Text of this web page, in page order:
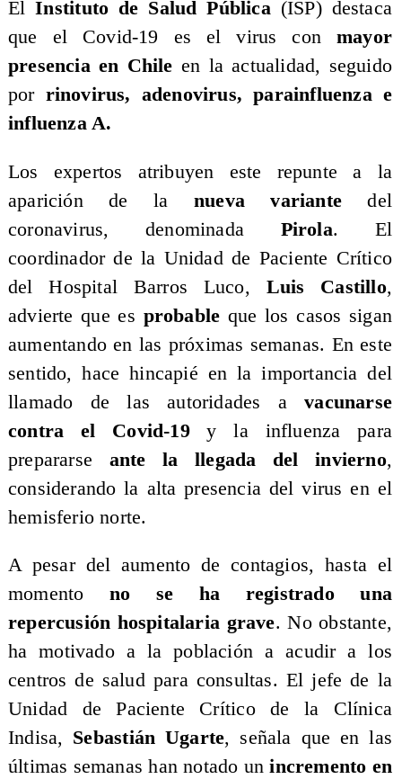
​ElInstituto de Salud Pública(ISP) destaca
que el Covid-19 es el virus conmayor
presencia en Chile en la actualidad, seguido
por rinovirus, adenovirus, parainfluenza e
influenza A.
​Los expertos atribuyen este repunte a la
aparición de la nueva variantedel
coronavirus, denominada Pirola. El
coordinador de la Unidad de Paciente Crítico
del Hospital Barros Luco, Luis Castillo,
advierte que es probable que los casos sigan
aumentando en las próximas semanas. En este
sentido, hace hincapié en la importancia del
llamado de las autoridades avacunarse
contra el Covid-19y la influenza para
prepararse ante la llegada del invierno,
considerando la alta presencia del virus en el
hemisferio norte.
​A pesar del aumento de contagios, hasta el
momento no se ha registrado una
repercusión hospitalaria grave. No obstante,
ha motivado a la población a acudir a los
centros de salud para consultas. El jefe de la
Unidad de Paciente Crítico de la Clínica
Indisa, Sebastián Ugarte, señala que en las
últimas semanas han notado unincremento en